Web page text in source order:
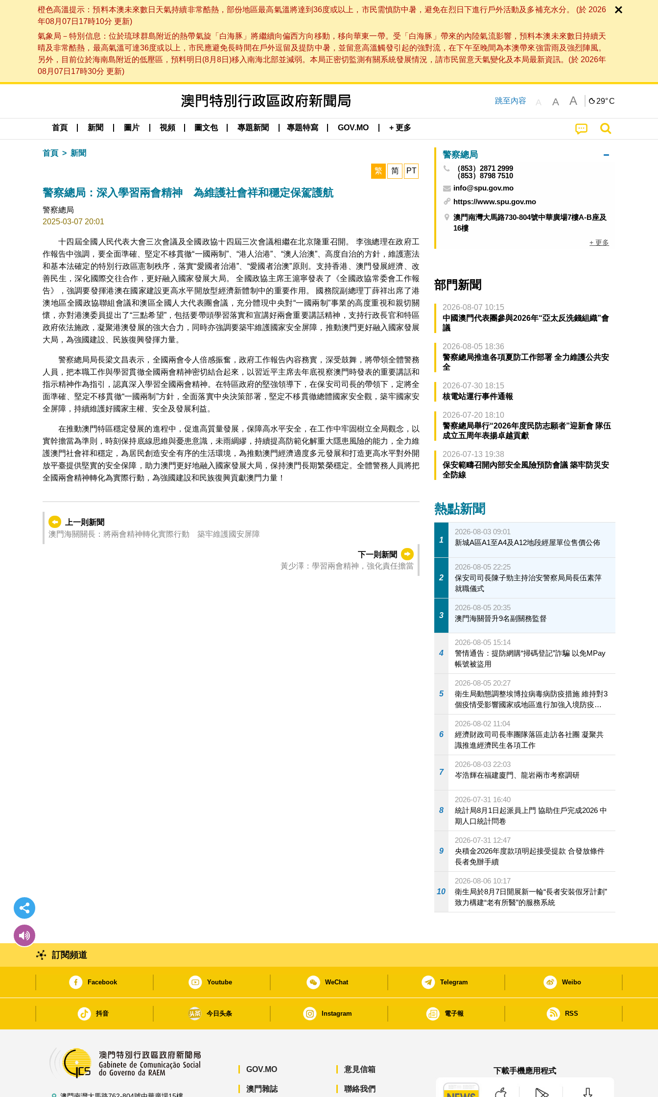
橙色高溫提示：預料本澳未來數日天氣持續非常酷熱，部份地區最高氣溫將達到36度或以上，市民需慎防中暑，避免在烈日下進行戶外活動及多補充水分。 (於 2026
年08月07日17時10分 更新)
氣象局－特別信息：位於琉球群島附近的熱帶氣旋「白海豚」將繼續向偏西方向移動，移向華東一帶。受「白海豚」帶來的內陸氣流影響，預料本澳未來數日持續天
晴及非常酷熱，最高氣溫可達36度或以上，市民應避免長時間在戶外逗留及提防中暑，並留意高溫觸發引起的強對流，在下午至晚間為本澳帶來強雷雨及強烈陣風。
另外，目前位於海南島附近的低壓區，預料明日(8月8日)移入南海北部並減弱。本局正密切監測有關系統發展情況，請市民留意天氣變化及本局最新資訊。(於 2026年
08月07日17時30分 更新)
跳至內容 A A A 29°C
首頁 新聞 圖片 視頻 圖文包 專題新聞 專題特寫 GOV.MO + 更多
首頁 新聞
繁 简 PT
警察總局：深入學習兩會精神 為維護社會祥和穩定保駕護航
警察總局
2025-03-07 20:01
十四屆全國人民代表大會三次會議及全國政協十四屆三次會議相繼在北京隆重召開。 李強總理在政府工
作報告中強調，要全面準確、堅定不移貫徹“一國兩制”、“港人治港”、“澳人治澳”、高度自治的方針，維護憲法
和基本法確定的特別行政區憲制秩序，落實“愛國者治港”、“愛國者治澳”原則。支持香港、澳門發展經濟、改
善民生，深化國際交往合作，更好融入國家發展大局。 全國政協主席王滬寧發表了《全國政協常委會工作報
告》，強調要發揮港澳在國家建設更高水平開放型經濟新體制中的重要作用。 國務院副總理丁薛祥出席了港
澳地區全國政協聯組會議和澳區全國人大代表團會議，充分體現中央對“一國兩制”事業的高度重視和親切關
懷，亦對港澳委員提出了“三點希望”，包括要帶頭學習落實和宣講好兩會重要講話精神，支持行政長官和特區
政府依法施政，凝聚港澳發展的強大合力，同時亦強調要築牢維護國家安全屏障，推動澳門更好融入國家發展
大局，為強國建設、民族復興發揮力量。
警察總局局長梁文昌表示，全國兩會令人倍感振奮，政府工作報告內容務實，深受鼓舞，將帶領全體警務
人員，把本職工作與學習貫徹全國兩會精神密切結合起來，以習近平主席去年底視察澳門時發表的重要講話和
指示精神作為指引，認真深入學習全國兩會精神。在特區政府的堅強領導下，在保安司司長的帶領下，定將全
面準確、堅定不移貫徹“一國兩制”方針，全面落實中央決策部署，堅定不移貫徹總體國家安全觀，築牢國家安
全屏障，持續維護好國家主權、安全及發展利益。
在推動澳門特區穩定發展的進程中，促進高質量發展，保障高水平安全，在工作中牢固樹立全局觀念，以
實幹擔當為準則，時刻保持底線思維與憂患意識，未雨綢繆，持續提高防範化解重大隱患風險的能力，全力維
護澳門社會祥和穩定，為居民創造安全有序的生活環境，為推動澳門經濟適度多元發展和打造更高水平對外開
放平臺提供堅實的安全保障，助力澳門更好地融入國家發展大局，保持澳門長期繁榮穩定。全體警務人員將把
全國兩會精神轉化為實際行動，為強國建設和民族復興貢獻澳門力量！
上一則新聞
澳門海關關長：將兩會精神轉化實際行動 築牢維護國安屏障
下一則新聞
黃少澤：學習兩會精神，強化責任擔當
警察總局
（853）2871 2999
（853）8798 7510
info@spu.gov.mo
https://www.spu.gov.mo
澳門南灣大馬路730-804號中華廣場7樓A-B座及
16樓
+ 更多
部門新聞
2026-08-07 10:15
中國澳門代表團參與2026年“亞太反洗錢組織”會
議
2026-08-05 18:36
警察總局推進各項夏防工作部署 全力維護公共安
全
2026-07-30 18:15
核電站運行事件通報
2026-07-20 18:10
警察總局舉行“2026年度民防志願者”迎新會 隊伍
成立五周年表揚卓越貢獻
2026-07-13 19:38
保安範疇召開內部安全風險預防會議 築牢防災安
全防線
熱點新聞
1
2026-08-03 09:01
新城A區A1至A4及A12地段經屋單位售價公佈
2
2026-08-05 22:25
保安司司長陳子勁主持治安警察局局長伍素萍
就職儀式
3
2026-08-05 20:35
澳門海關晉升9名副關務監督
4
2026-08-05 15:14
警情通告：提防網購“掃碼登記”詐騙 以免MPay
帳號被盜用
5
2026-08-05 20:27
衛生局動態調整埃博拉病毒病防疫措施 維持對3
個疫情受影響國家或地區進行加強入境防疫措
施
6
2026-08-02 11:04
經濟財政司司長率團隊落區走訪各社團 凝聚共
識推進經濟民生各項工作
7
2026-08-03 22:03
岑浩輝在福建廈門、龍岩兩市考察調研
8
2026-07-31 16:40
統計局8月1日起派員上門 協助住戶完成2026 中
期人口統計問卷
9
2026-07-31 12:47
央積金2026年度款項明起接受提款 合發放條件
長者免辦手續
10
2026-08-06 10:17
衛生局於8月7日開展新一輪“長者安裝假牙計劃”
致力構建“老有所醫”的服務系統
訂閱頻道
Facebook Youtube WeChat Telegram Weibo
抖音 今日头条 Instagram 電子報 RSS
GOV.MO
澳門雜誌
意見信箱
聯絡我們
下載手機應用程式